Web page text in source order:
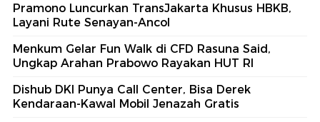
Pramono Luncurkan TransJakarta Khusus HBKB,
Layani Rute Senayan-Ancol
Menkum Gelar Fun Walk di CFD Rasuna Said,
Ungkap Arahan Prabowo Rayakan HUT RI
Dishub DKI Punya Call Center, Bisa Derek
Kendaraan-Kawal Mobil Jenazah Gratis